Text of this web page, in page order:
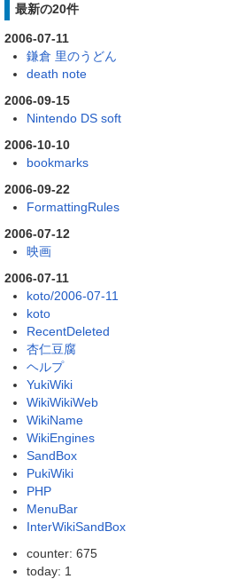
最新の20件
2006-07-11
鎌倉 里のうどん
death note
2006-09-15
Nintendo DS soft
2006-10-10
bookmarks
2006-09-22
FormattingRules
2006-07-12
映画
2006-07-11
koto/2006-07-11
koto
RecentDeleted
杏仁豆腐
ヘルプ
YukiWiki
WikiWikiWeb
WikiName
WikiEngines
SandBox
PukiWiki
PHP
MenuBar
InterWikiSandBox
counter: 675
today: 1